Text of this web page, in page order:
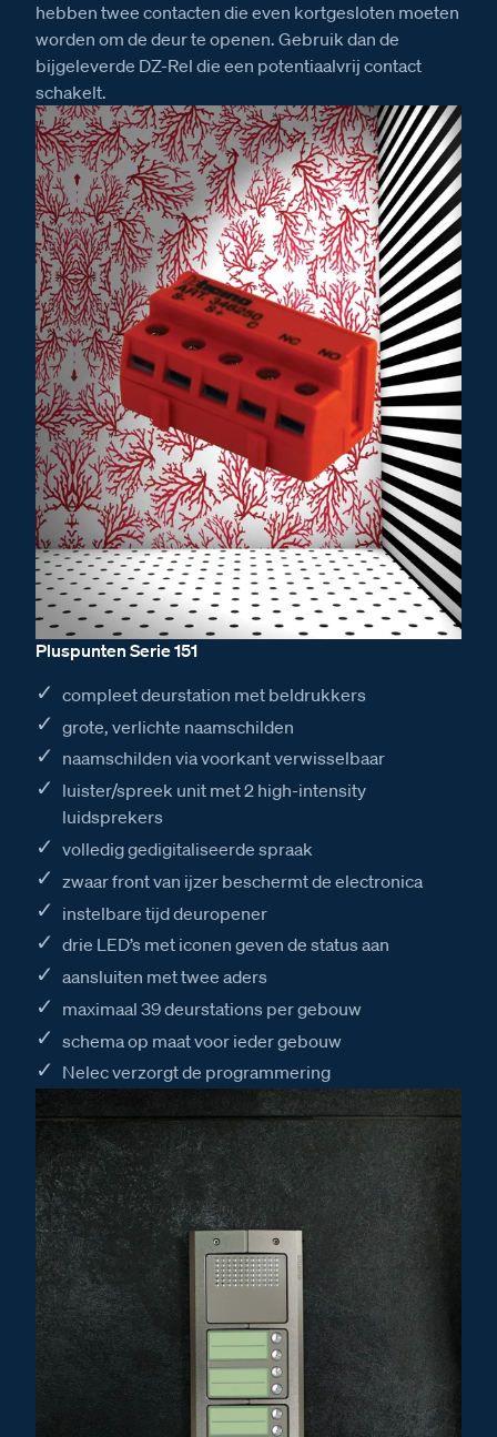
hebben twee contacten die even kortgesloten moeten
worden om de deur te openen. Gebruik dan de
bijgeleverde DZ-Rel die een potentiaalvrij contact
schakelt.
Pluspunten Serie 151
compleet deurstation met beldrukkers
grote, verlichte naamschilden
naamschilden via voorkant verwisselbaar
luister/spreek unit met 2 high-intensity
luidsprekers
volledig gedigitaliseerde spraak
zwaar front van ijzer beschermt de electronica
instelbare tijd deuropener
drie LED’s met iconen geven de status aan
aansluiten met twee aders
maximaal 39 deurstations per gebouw
schema op maat voor ieder gebouw
Nelec verzorgt de programmering